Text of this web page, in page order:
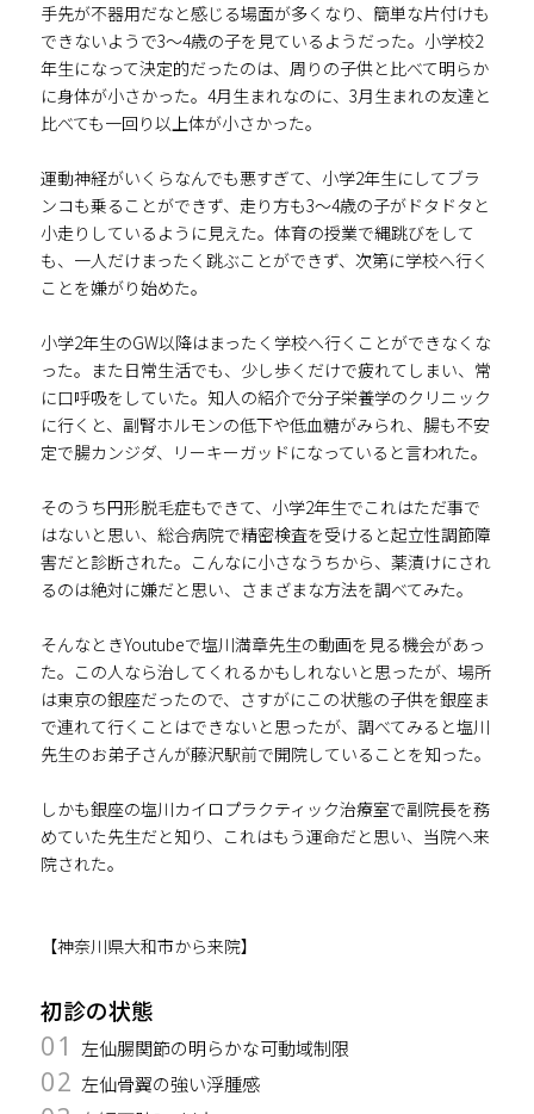
手先が不器用だなと感じる場面が多くなり、簡単な片付けも
できないようで3～4歳の子を見ているようだった。小学校2
年生になって決定的だったのは、周りの子供と比べて明らか
に身体が小さかった。4月生まれなのに、3月生まれの友達と
比べても一回り以上体が小さかった。
運動神経がいくらなんでも悪すぎて、小学2年生にしてブラ
ンコも乗ることができず、走り方も3～4歳の子がドタドタと
小走りしているように見えた。体育の授業で縄跳びをして
も、一人だけまったく跳ぶことができず、次第に学校へ行く
ことを嫌がり始めた。
小学2年生のGW以降はまったく学校へ行くことができなくな
った。また日常生活でも、少し歩くだけで疲れてしまい、常
に口呼吸をしていた。知人の紹介で分子栄養学のクリニック
に行くと、副腎ホルモンの低下や低血糖がみられ、腸も不安
定で腸カンジダ、リーキーガッドになっていると言われた。
そのうち円形脱毛症もできて、小学2年生でこれはただ事で
はないと思い、総合病院で精密検査を受けると起立性調節障
害だと診断された。こんなに小さなうちから、薬漬けにされ
るのは絶対に嫌だと思い、さまざまな方法を調べてみた。
そんなときYoutubeで塩川満章先生の動画を見る機会があっ
た。この人なら治してくれるかもしれないと思ったが、場所
は東京の銀座だったので、さすがにこの状態の子供を銀座ま
で連れて行くことはできないと思ったが、調べてみると塩川
先生のお弟子さんが藤沢駅前で開院していることを知った。
しかも銀座の塩川カイロプラクティック治療室で副院長を務
めていた先生だと知り、これはもう運命だと思い、当院へ来
院された。
【神奈川県大和市から来院】
初診の状態
01 左仙腸関節の明らかな可動域制限
02 左仙骨翼の強い浮腫感